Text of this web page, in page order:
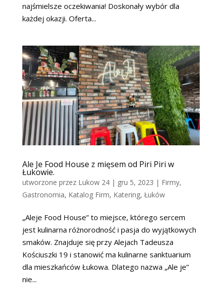
najśmielsze oczekiwania! Doskonały wybór dla
każdej okazji. Oferta...
Ale Je Food House z mięsem od Piri Piri w
Łukowie.
utworzone przez Lukow 24| gru 5, 2023 | Firmy,
Gastronomia, Katalog Firm, Katering, Łuków
„Aleje Food House” to miejsce, którego sercem
jest kulinarna różnorodność i pasja do wyjątkowych
smaków. Znajduje się przy Alejach Tadeusza
Kościuszki 19 i stanowić ma kulinarne sanktuarium
dla mieszkańców Łukowa. Dlatego nazwa „Ale je”
nie...